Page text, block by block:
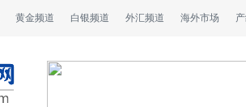
黄金频道 白银频道 外汇频道 海外市场